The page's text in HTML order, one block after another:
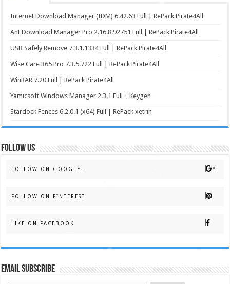
Internet Download Manager (IDM) 6.42.63 Full | RePack Pirate4All
Ant Download Manager Pro 2.16.8.92751 Full | RePack Pirate4All
USB Safely Remove 7.3.1.1334 Full | RePack Pirate4All
Wise Care 365 Pro 7.3.5.722 Full | RePack Pirate4All
WinRAR 7.20 Full | RePack Pirate4All
Yamicsoft Windows Manager 2.3.1 Full + Keygen
Stardock Fences 6.2.0.1 (x64) Full | RePack xetrin
FOLLOW US
FOLLOW ON GOOGLE+
FOLLOW ON PINTEREST
LIKE ON FACEBOOK
Email Subscribe